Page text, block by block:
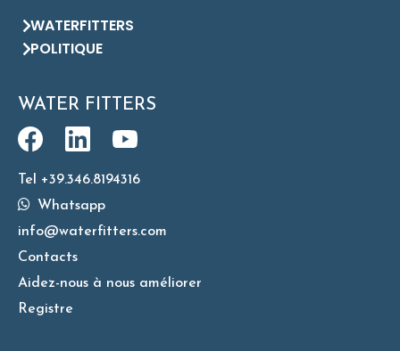
WATERFITTERS
POLITIQUE
WATER FITTERS
Tel +39.346.8194316
Whatsapp
info@waterfitters.com
Contacts
Aidez-nous à nous améliorer
Registre